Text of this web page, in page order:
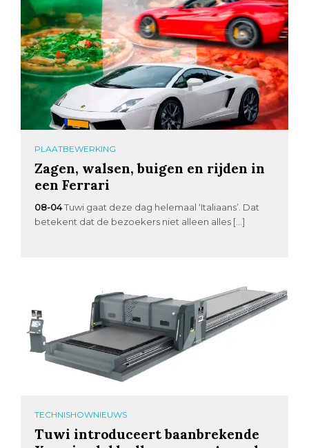
PLAATBEWERKING
Zagen, walsen, buigen en rijden in
een Ferrari
08-04Tuwi gaat deze dag helemaal ‘Italiaans’. Dat
betekent dat de bezoekers niet alleen alles […]
TECHNISHOWNIEUWS
Tuwi introduceert baanbrekende